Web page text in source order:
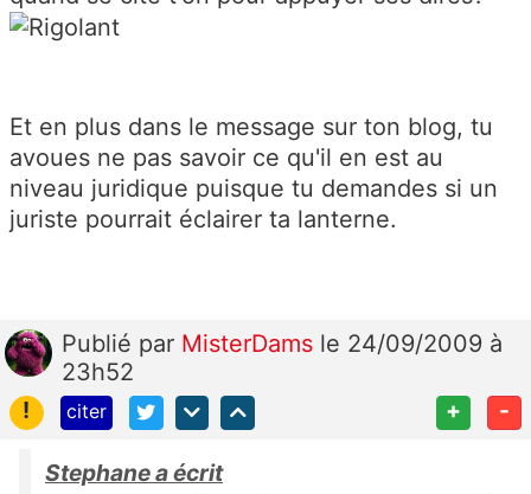
Et en plus dans le message sur ton blog, tu
avoues ne pas savoir ce qu'il en est au
niveau juridique puisque tu demandes si un
juriste pourrait éclairer ta lanterne.
Publié par MisterDams le 24/09/2009 à
23h52
!
citer + -
Stephane a écrit